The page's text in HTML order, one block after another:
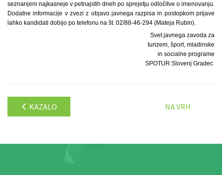
seznanjeni najkasneje v petnajstih dneh po sprejetju odločitve o imenovanju.
Dodatne informacije v zvezi z objavo javnega razpisa in postopkom prijave
lahko kandidati dobijo po telefonu na št. 02/88-46-294 (Mateja Rubin).
Svet javnega zavoda za
turizem, šport, mladinske
in socialne programe
SPOTUR Slovenj Gradec
KAZALO NA VRH